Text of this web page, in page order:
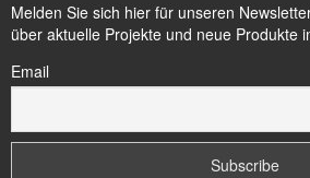
Spieltische
Zubehör
Kontakt
Melden Sie sich hier für unseren
über aktuelle Projekte und neue Produkte
Email